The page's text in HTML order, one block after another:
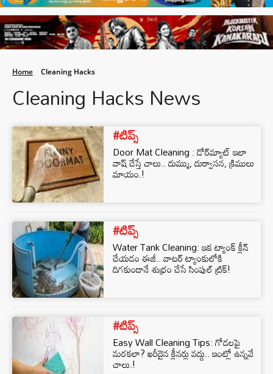
Home Cleaning Hacks
Cleaning Hacks News
#టిప్స్
Door Mat Cleaning : డోర్‌మ్యాట్ ఇలా
వాష్ చేస్తే చాలు.. దుమ్ము, దుర్వాసన, క్రిములు
మాయం.!
#టిప్స్
Water Tank Cleaning: ఇక ట్యాంక్ క్లీన్
చేయడం ఈజీ.. వాటర్ ట్యాంకులోకి
దిగకుండానే శుభ్రం చేసే సింపుల్ ట్రిక్!
#టిప్స్
Easy Wall Cleaning Tips: గోడలపై
మరకలా? ఖరీదైన క్లీనర్లు వద్దు.. ఇంట్లో ఉన్నవే
చాలు.!